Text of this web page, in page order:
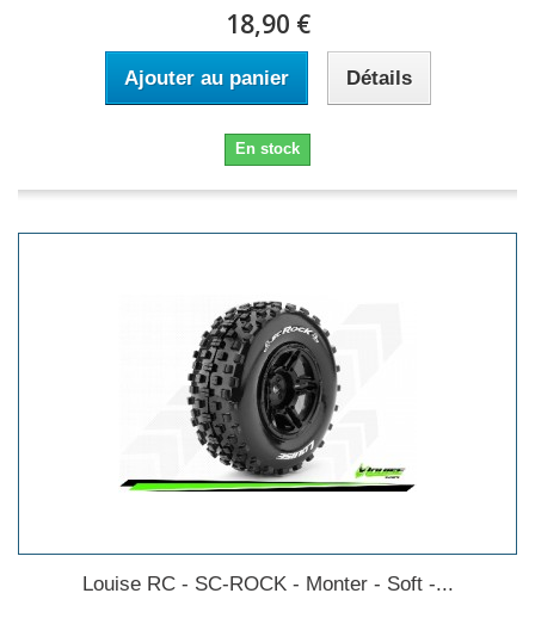
18,90 €
Ajouter au panier Détails
En stock
Louise RC - SC-ROCK - Monter - Soft -...